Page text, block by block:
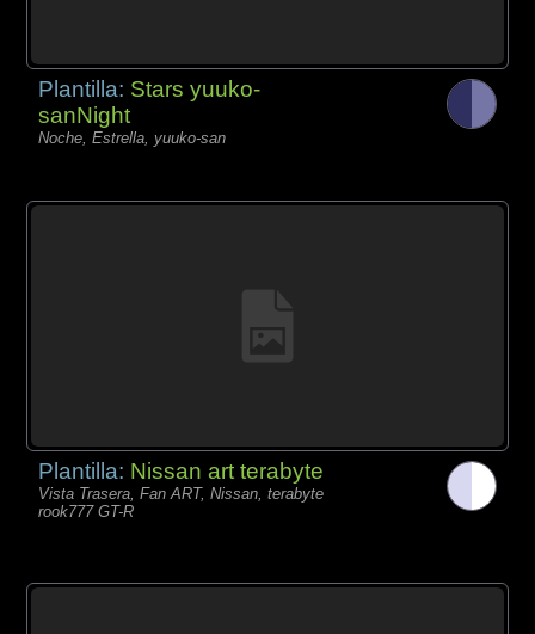
Plantilla: Stars yuuko-
sanNight
Noche, Estrella, yuuko-san
Plantilla: Nissan art terabyte
Vista Trasera, Fan ART, Nissan, terabyte
rook777 GT-R